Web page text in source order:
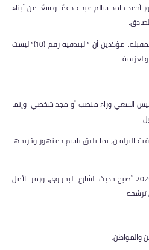
أحمد حامد سالم عبده دعمًا واسعًا من أبناء
المثقف، والواعي بأهمية المرحلة المقبلة، مؤكدين أن “البندقية رقم (10)” ليست
السعي وراء منصب أو مجد شخصي، وإنما
البرلمان، بما يليق باسم دمنهور وتاريخها
الرقم (10) الذي يحمله في سباق 2025 أصبح حديث الشارع البحراوي، ورمز الأمل
ترشحه
والمواطن.